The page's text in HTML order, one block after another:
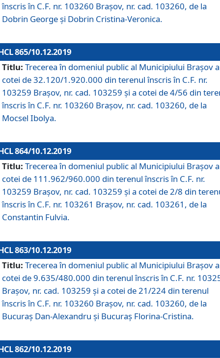
înscris în C.F. nr. 103260 Brașov, nr. cad. 103260, de la
Dobrin George și Dobrin Cristina-Veronica.
865/10.12.2019
Titlu: Trecerea în domeniul public al Municipiului Braşov a
cotei de 32.120/1.920.000 din terenul înscris în C.F. nr.
103259 Brașov, nr. cad. 103259 și a cotei de 4/56 din
înscris în C.F. nr. 103260 Brașov, nr. cad. 103260, de la
Mocsel Ibolya.
864/10.12.2019
Titlu: Trecerea în domeniul public al Municipiului Braşov a
cotei de 111.962/960.000 din terenul înscris în C.F. nr.
103259 Brașov, nr. cad. 103259 și a cotei de 2/8 din
înscris în C.F. nr. 103261 Brașov, nr. cad. 103261, de la
Constantin Fulvia.
863/10.12.2019
Titlu: Trecerea în domeniul public al Municipiului Braşov a
cotei de 9.635/480.000 din terenul înscris în C.F. nr.
Brașov, nr. cad. 103259 și a cotei de 21/224 din terenul
înscris în C.F. nr. 103260 Brașov, nr. cad. 103260, de la
Bucuraș Dan-Alexandru și Bucuraș Florina-Cristina.
862/10.12.2019